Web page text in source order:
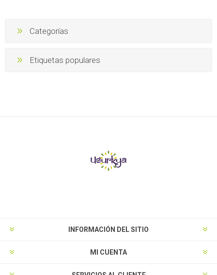
Categorías
Etiquetas populares
INFORMACIÓN DEL SITIO
MI CUENTA